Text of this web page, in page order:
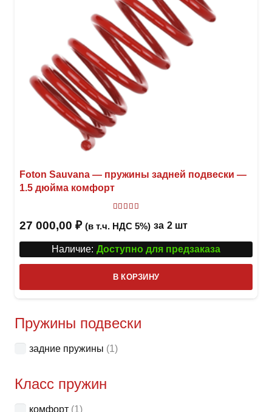
Foton Sauvana — пружины задней подвески —
1.5 дюйма комфорт
27 000,00 ₽ (в т.ч. НДС 5%) за 2 шт
Наличие: Доступно для предзаказа
В КОРЗИНУ
Пружины подвески
задние пружины (1)
Класс пружин
комфорт (1)